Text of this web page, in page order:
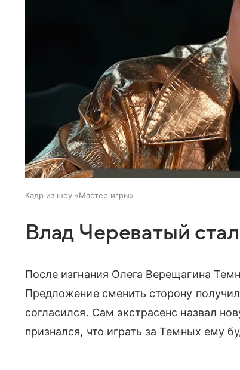
Кадр из шоу «Мастер игры»
Влад Череватый
После изгнания Олега Верещагина
Предложение сменить сторону получил
согласился. Сам экстрасенс назвал
признался, что играть за Темных ему